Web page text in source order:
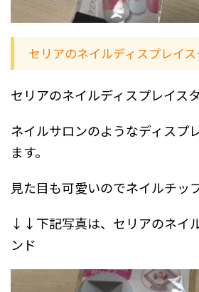
セリアのネイルディスプレイ
セリアのネイルディスプレイス
ネイルサロンのようなディスプ
ます。
見た目も可愛いのでネイルチッ
↓↓下記写真は、セリアのネイ
ンド